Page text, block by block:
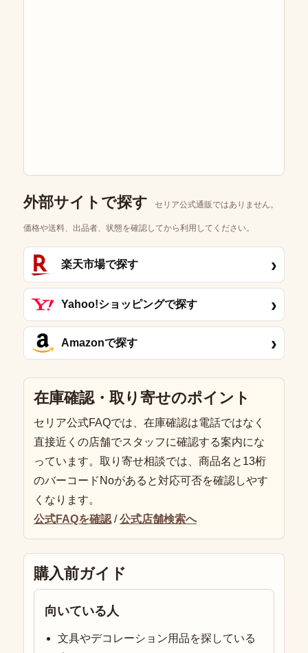
外部サイトで探す セリア公式通販ではありません。
価格や送料、出品者、状態を確認してから利用してください。
楽天市場で探す ›
Yahoo!ショッピングで探す ›
Amazonで探す ›
在庫確認・取り寄せのポイント
セリア公式FAQでは、在庫確認は電話ではなく
直接近くの店舗でスタッフに確認する案内にな
っています。取り寄せ相談では、商品名と13桁
のバーコードNoがあると対応可否を確認しやす
くなります。
公式FAQを確認 /公式店舗検索へ
購入前ガイド
向いている人
文具やデコレーション用品を探している